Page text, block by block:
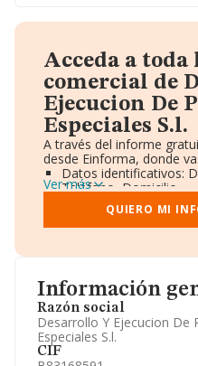
Información
Razón social
Desarrollo Y Ejecucion De
Especiales S.l.
CIF
Acceda a
comercial de
Ejecucion De
Especiales S.l.
A través del informe
desde Einforma, donde
Datos identificativos:
Teléfono, Domicilio.
Informe Mercantil
Gráficos de Evolución
Consejo de
Accionistas.
Artículos de prensa
Información oficial y
Ver más
QUIERO MI